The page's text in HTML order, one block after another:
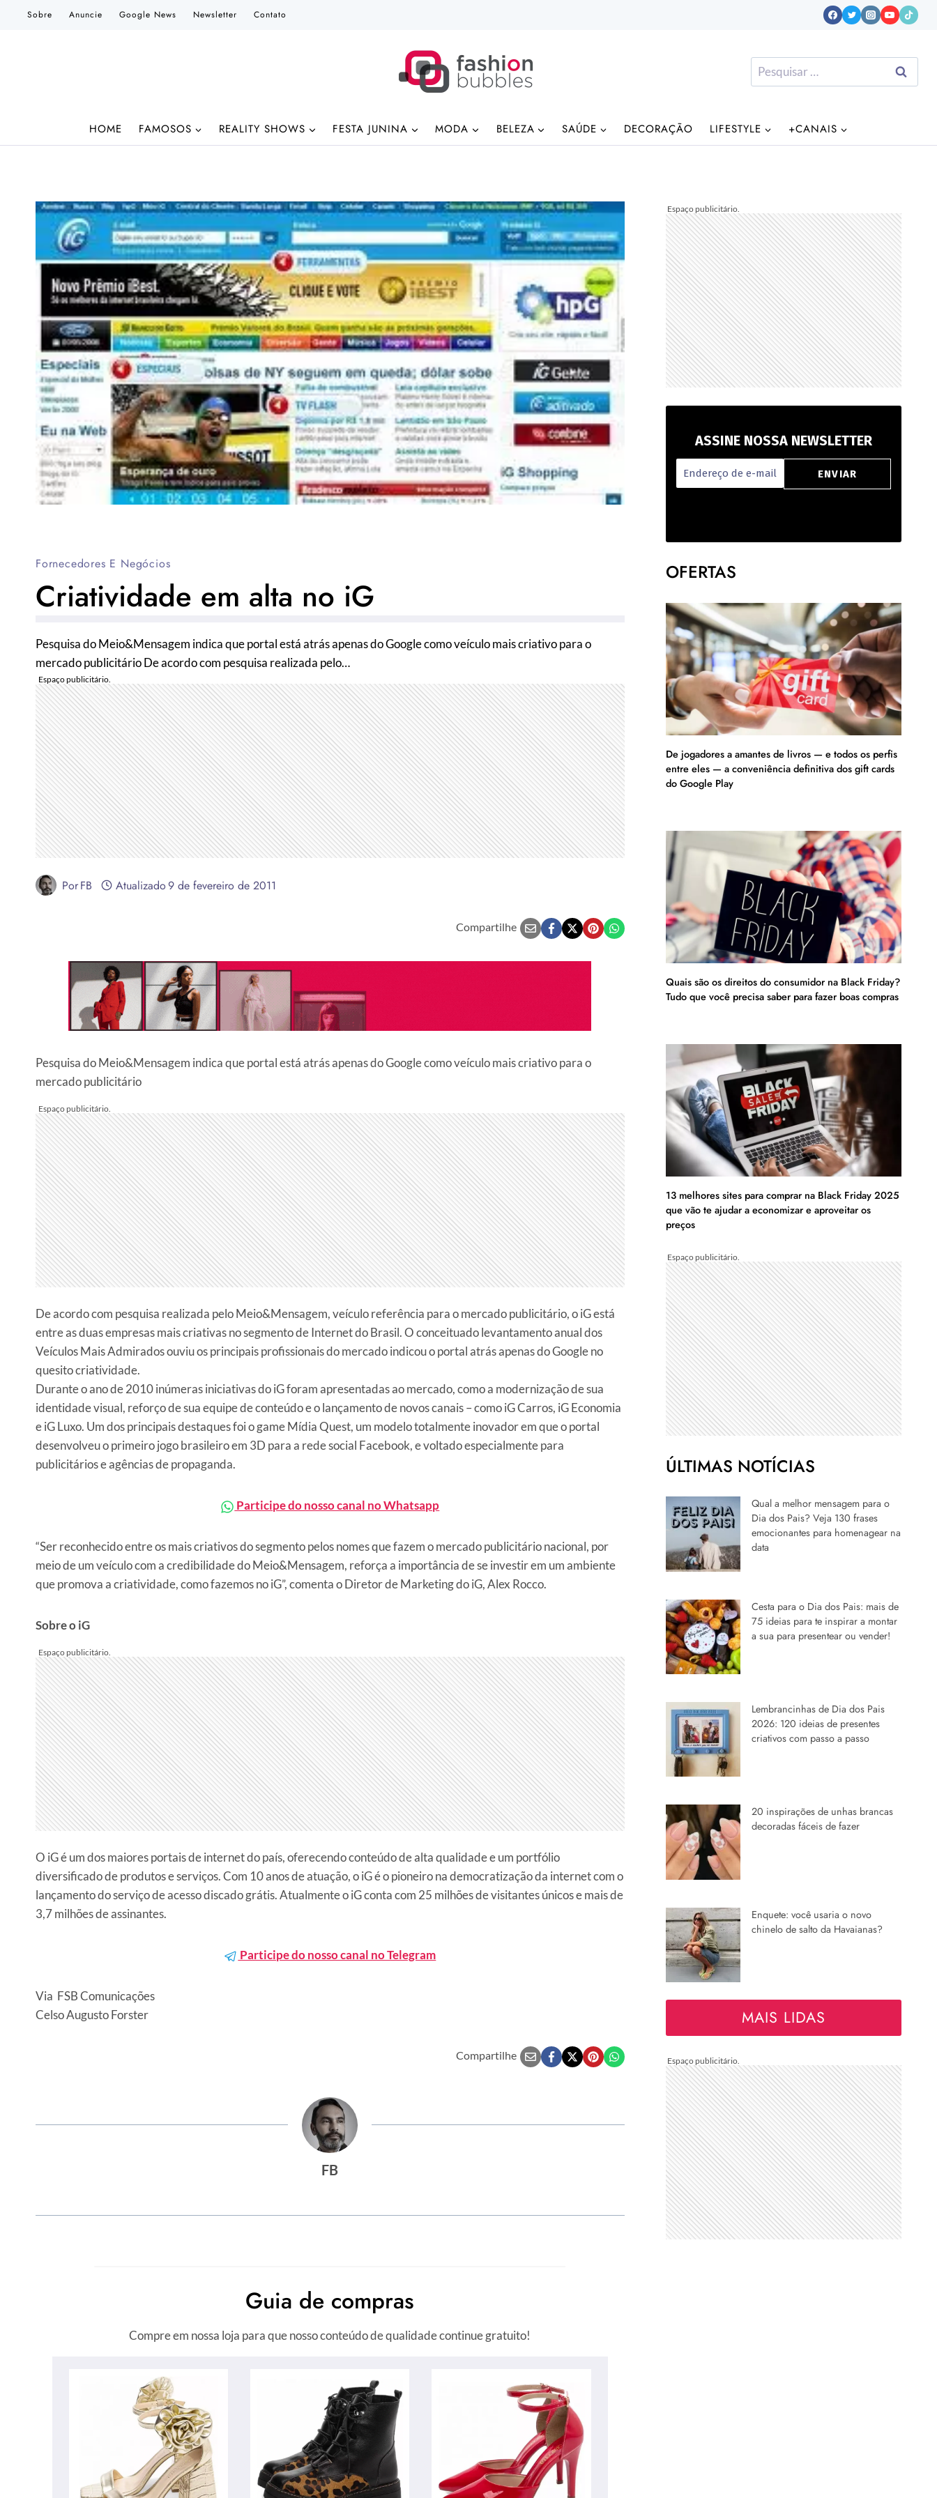
Sobre Anuncie Google News Newsletter Contato
Pesquisar
por:
HOME FAMOSOS REALITY SHOWS FESTA JUNINA MODA BELEZA SAÚDE DECORAÇÃO LIFESTYLE +CANAIS
Fornecedores E Negócios
Criatividade em alta no iG
Pesquisa do Meio&Mensagem indica que portal está atrás apenas do Google como veículo mais criativo para o
mercado publicitário De acordo com pesquisa realizada pelo…
PorFB Atualizado9 de fevereiro de 2011
Compartilhe
Pesquisa do Meio&Mensagem indica que portal está atrás apenas do Google como veículo mais criativo para o
mercado publicitário
De acordo com pesquisa realizada pelo Meio&Mensagem, veículo referência para o mercado publicitário, o iG está
entre as duas empresas mais criativas no segmento de Internet do Brasil. O conceituado levantamento anual dos
Veículos Mais Admirados ouviu os principais profissionais do mercado indicou o portal atrás apenas do Google no
quesito criatividade.
Durante o ano de 2010 inúmeras iniciativas do iG foram apresentadas ao mercado, como a modernização de sua
identidade visual, reforço de sua equipe de conteúdo e o lançamento de novos canais – como iG Carros, iG Economia
e iG Luxo. Um dos principais destaques foi o game Mídia Quest, um modelo totalmente inovador em que o portal
desenvolveu o primeiro jogo brasileiro em 3D para a rede social Facebook, e voltado especialmente para
publicitários e agências de propaganda.
Participe do nosso canal no Whatsapp
“Ser reconhecido entre os mais criativos do segmento pelos nomes que fazem o mercado publicitário nacional, por
meio de um veículo com a credibilidade do Meio&Mensagem, reforça a importância de se investir em um ambiente
que promova a criatividade, como fazemos no iG”, comenta o Diretor de Marketing do iG, Alex Rocco.
Sobre o iG
O iG é um dos maiores portais de internet do país, oferecendo conteúdo de alta qualidade e um portfólio
diversificado de produtos e serviços. Com 10 anos de atuação, o iG é o pioneiro na democratização da internet com o
lançamento do serviço de acesso discado grátis. Atualmente o iG conta com 25 milhões de visitantes únicos e mais de
3,7 milhões de assinantes.
Participe do nosso canal no Telegram
Via FSB Comunicações
Celso Augusto Forster
Compartilhe
FB
Guia de compras
Compre em nossa loja para que nosso conteúdo de qualidade continue gratuito!
ASSINE NOSSA NEWSLETTER
OFERTAS
De jogadores a amantes de livros — e todos os perfis
entre eles — a conveniência definitiva dos gift cards
do Google Play
Quais são os direitos do consumidor na Black Friday?
Tudo que você precisa saber para fazer boas compras
13 melhores sites para comprar na Black Friday 2025
que vão te ajudar a economizar e aproveitar os
preços
ÚLTIMAS NOTÍCIAS
Qual a melhor mensagem para o
Dia dos Pais? Veja 130 frases
emocionantes para homenagear na
data
Cesta para o Dia dos Pais: mais de
75 ideias para te inspirar a montar
a sua para presentear ou vender!
Lembrancinhas de Dia dos Pais
2026: 120 ideias de presentes
criativos com passo a passo
20 inspirações de unhas brancas
decoradas fáceis de fazer
Enquete: você usaria o novo
chinelo de salto da Havaianas?
MAIS LIDAS